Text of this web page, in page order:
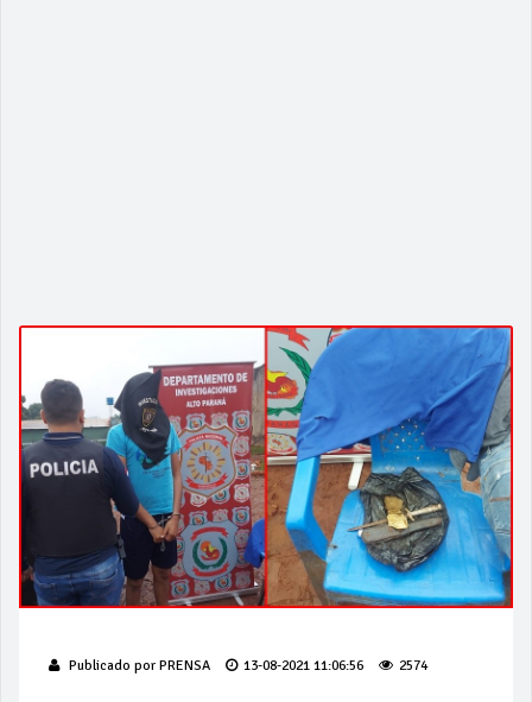
Publicado por PRENSA 13-08-2021 11:06:56 2574